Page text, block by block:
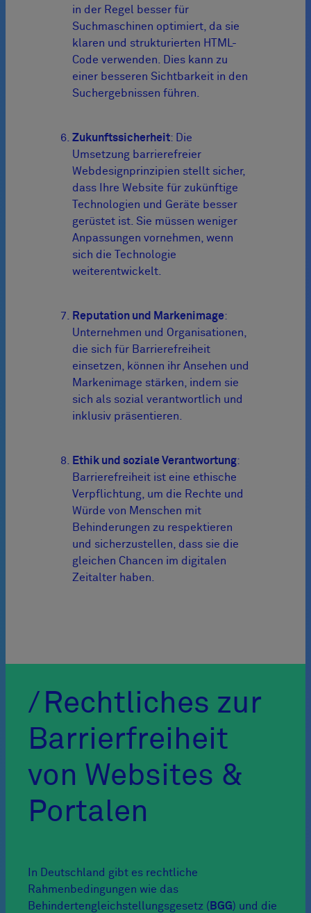
in der Regel besser für
Suchmaschinen optimiert, da sie
klaren und strukturierten HTML-
Code verwenden. Dies kann zu
einer besseren Sichtbarkeit in den
Suchergebnissen führen.
Zukunftssicherheit: Die
Umsetzung barrierefreier
Webdesignprinzipien stellt sicher,
dass Ihre Website für zukünftige
Technologien und Geräte besser
gerüstet ist. Sie müssen weniger
Anpassungen vornehmen, wenn
sich die Technologie
weiterentwickelt.
Reputation und Markenimage:
Unternehmen und Organisationen,
die sich für Barrierefreiheit
einsetzen, können ihr Ansehen und
Markenimage stärken, indem sie
sich als sozial verantwortlich und
inklusiv präsentieren.
Ethik und soziale Verantwortung:
Barrierefreiheit ist eine ethische
Verpflichtung, um die Rechte und
Würde von Menschen mit
Behinderungen zu respektieren
und sicherzustellen, dass sie die
gleichen Chancen im digitalen
Zeitalter haben.
Rechtliches zur
Barrierfreiheit
von Websites &
Portalen
In Deutschland gibt es rechtliche
Rahmenbedingungen wie das
Behindertengleichstellungsgesetz ( BGG) und die